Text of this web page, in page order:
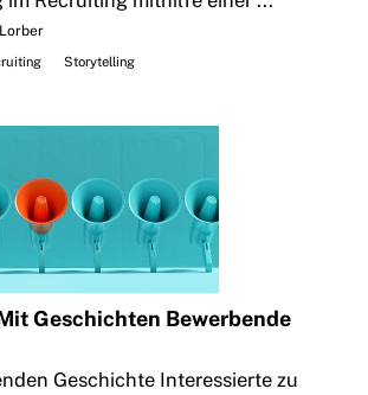
Storytelling
Geschichten Bewerbende
Geschichte Interessierte zu